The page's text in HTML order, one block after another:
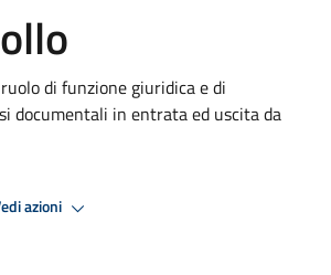
di funzione giuridica e di
documentali in entrata ed uscita da
azioni